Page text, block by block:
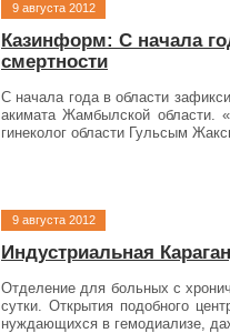
9 августа 2012
Казинформ: С начала
смертности
С начала года в области
акимата Жамбылской области.
гинеколог области Гульсым
9 августа 2012
Индустриальная
Отделение для больных с
сутки. Открытия подобного
нуждающихся в гемодиализе,